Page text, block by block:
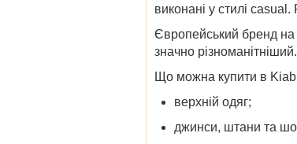
виконані у стилі
Європейський бренд на
значно різноманітніший.
Що можна купити в
верхній одяг;
джинси, штани та